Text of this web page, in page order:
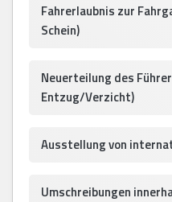
Fahrerlaubnis zur
Schein)
Neuerteilung des
Entzug/Verzicht)
Ausstellung von
Umschreibungen